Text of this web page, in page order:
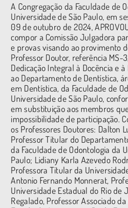
A Congregação da Faculdade de
Universidade de São Paulo, em
09 de outubro de 2024,
compor a Comissão Julgadora
e provas visando ao provimento
Professor Doutor, referência MS-
Dedicação Integral à Docência e
ao Departamento de Dentística,
em Dentística, da Faculdade de
Universidade de São Paulo,
em substituição aos membros
impossibilidade de participação.
os Professores Doutores: Dalton
Professor Titular do
da Faculdade de Odontologia da
Paulo; Lidiany Karla Azevedo
Professora Titular da
Antonio Fernando Monnerat,
Universidade Estadual do Rio de
Regalado, Professor Associado